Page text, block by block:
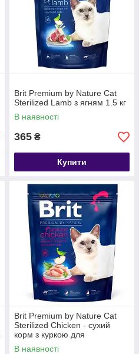
Brit Premium by Nature Cat
Sterilized Lamb з ягням 1.5 кг
В наявності
365 ₴
Купити
Brit Premium by Nature Cat
Sterilized Chicken - сухий
корм з куркою для
стерилізованих котів 1,5 кг
В наявності